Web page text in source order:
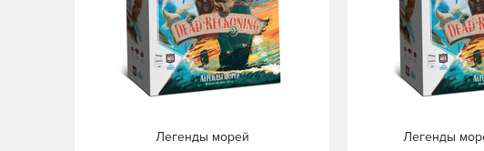
Легенды морей Легенды